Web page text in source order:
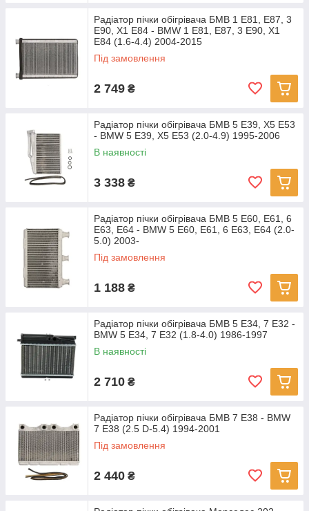
Радіатор пічки обігрівача БМВ 1 Е81, Е87, 3
Е90, Х1 Е84 - BMW 1 E81, E87, 3 E90, X1
E84 (1.6-4.4) 2004-2015
Під замовлення
2 749 ₴
Радіатор пічки обігрівача БМВ 5 Е39, Х5 Е53
- BMW 5 E39, X5 E53 (2.0-4.9) 1995-2006
В наявності
3 338 ₴
Радіатор пічки обігрівача БМВ 5 Е60, Е61, 6
Е63, Е64 - BMW 5 E60, E61, 6 E63, E64 (2.0-
5.0) 2003-
Під замовлення
1 188 ₴
Радіатор пічки обігрівача БМВ 5 Е34, 7 Е32 -
BMW 5 E34, 7 E32 (1.8-4.0) 1986-1997
В наявності
2 710 ₴
Радіатор пічки обігрівача БМВ 7 Е38 - BMW
7 E38 (2.5 D-5.4) 1994-2001
Під замовлення
2 440 ₴